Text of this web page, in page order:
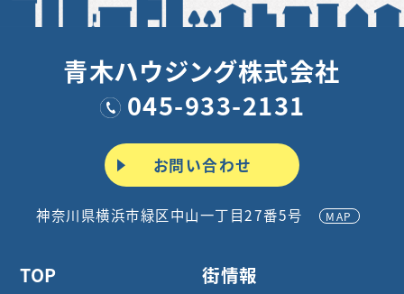
青木ハウジング株式会社
045-933-2131
お問い合わせ
神奈川県横浜市緑区中山一丁目27番5号 MAP
TOP 街情報